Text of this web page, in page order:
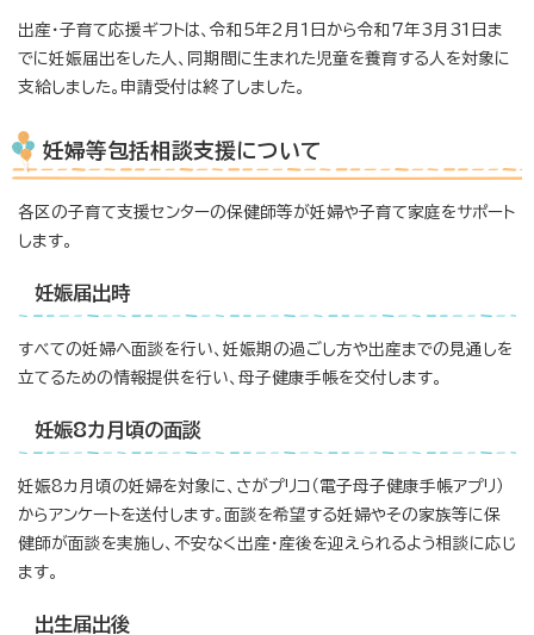
出産・子育て応援ギフトは、令和5年2月1日から令和7年3月31日ま
でに妊娠届出をした人、同期間に生まれた児童を養育する人を対象に
支給しました。申請受付は終了しました。
妊婦等包括相談支援について
各区の子育て支援センターの保健師等が妊婦や子育て家庭をサポート
します。
妊娠届出時
すべての妊婦へ面談を行い、妊娠期の過ごし方や出産までの見通しを
立てるための情報提供を行い、母子健康手帳を交付します。
妊娠8カ月頃の面談
妊娠8カ月頃の妊婦を対象に、さがプリコ（電子母子健康手帳アプリ）
からアンケートを送付します。面談を希望する妊婦やその家族等に保
健師が面談を実施し、不安なく出産・産後を迎えられるよう相談に応じ
ます。
出生届出後